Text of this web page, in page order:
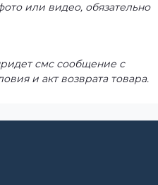
или видео, обязательно
смс сообщение с
и акт возврата товара.